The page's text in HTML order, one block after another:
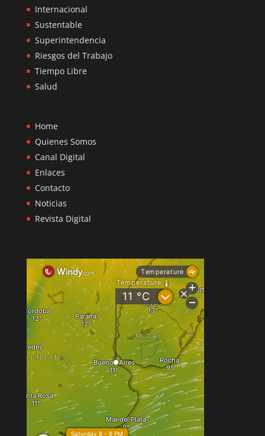
Internacional
Sustentable
Superintendencia
Riesgos del Trabajo
Tiempo Libre
Salud
Home
Quienes Somos
Canal Digital
Enlaces
Contacto
Noticias
Revista Digital